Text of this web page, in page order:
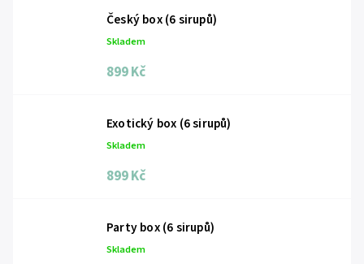
Český box (6 sirupů)
Skladem
899 Kč
Exotický box (6 sirupů)
Skladem
899 Kč
Party box (6 sirupů)
Skladem